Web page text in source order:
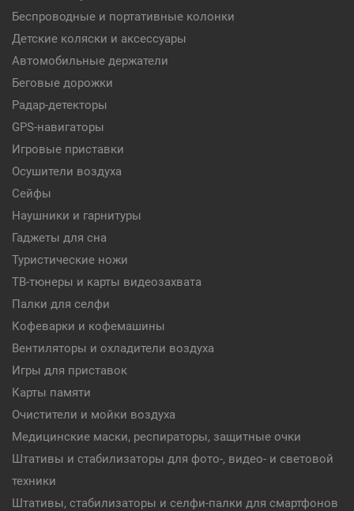
Беспроводные и портативные колонки
Детские коляски и аксессуары
Автомобильные держатели
Беговые дорожки
Радар-детекторы
GPS-навигаторы
Игровые приставки
Осушители воздуха
Сейфы
Наушники и гарнитуры
Гаджеты для сна
Туристические ножи
ТВ-тюнеры и карты видеозахвата
Палки для селфи
Кофеварки и кофемашины
Вентиляторы и охладители воздуха
Игры для приставок
Карты памяти
Очистители и мойки воздуха
Медицинские маски, респираторы, защитные очки
Штативы и стабилизаторы для фото-, видео- и световой
техники
Штативы, стабилизаторы и селфи-палки для смартфонов